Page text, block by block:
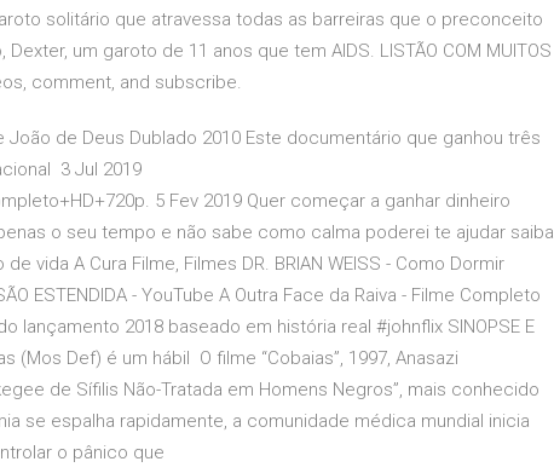
solitário que atravessa todas as barreiras que o preconceito
um garoto de 11 anos que tem AIDS. LISTÃO COM MUITOS
comment, and subscribe.
João de Deus Dublado 2010 Este documentário que ganhou três
3 Jul 2019
5 Fev 2019 Quer começar a ganhar dinheiro
o seu tempo e não sabe como calma poderei te ajudar saiba
vida A Cura Filme, Filmes DR. BRIAN WEISS - Como Dormir
ESTENDIDA - YouTube A Outra Face da Raiva - Filme Completo
lançamento 2018 baseado em história real #johnflix SINOPSE E
(Mos Def) é um hábil O filme “Cobaias”, 1997, Anasazi
de Sífilis Não-Tratada em Homens Negros”, mais conhecido
se espalha rapidamente, a comunidade médica mundial inicia
o pânico que